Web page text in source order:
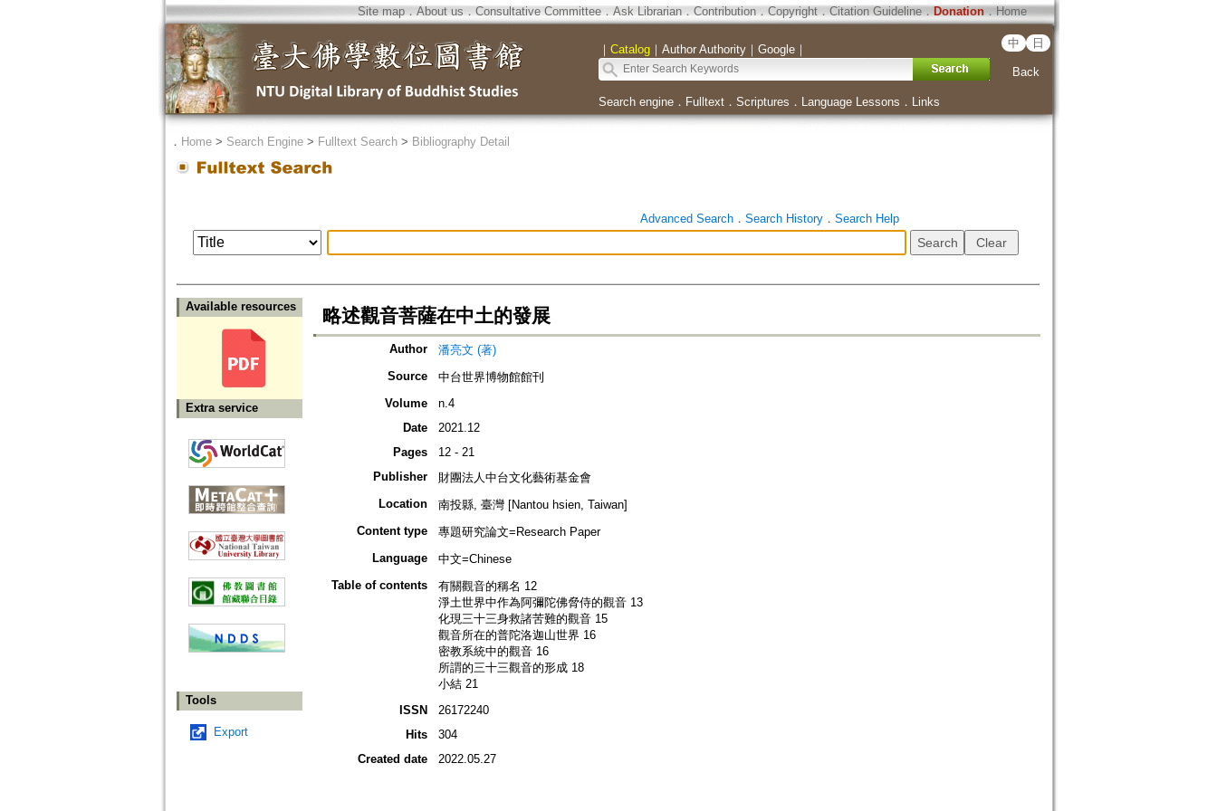
Site map．About us ． Consultative Committee． Ask Librarian． Contribution．Copyright．Citation Guideline． Donation．Home
｜ Catalog｜ Author Authority｜ Google｜ 中 日
Back
Search engine． Fulltext． Scriptures ． Language Lessons ． Links
． Home> Search Engine> Fulltext Search> Bibliography Detail
Advanced Search． Search History． Search Help
Available resources
Extra service
Tools
Export
略述觀音菩薩在中土的發展
Author
潘亮文 (著)
Source
中台世界博物館館刊
Volume
n.4
Date
2021.12
Pages
12 - 21
Publisher
財團法人中台文化藝術基金會
Location
南投縣, 臺灣 [Nantou hsien, Taiwan]
Content type
專題研究論文=Research Paper
Language
中文=Chinese
Table of contents
有關觀音的稱名 12
淨土世界中作為阿彌陀佛脅侍的觀音 13
化現三十三身救諸苦難的觀音 15
觀音所在的普陀洛迦山世界 16
密教系統中的觀音 16
所謂的三十三觀音的形成 18
小結 21
ISSN
26172240
Hits
304
Created date
2022.05.27